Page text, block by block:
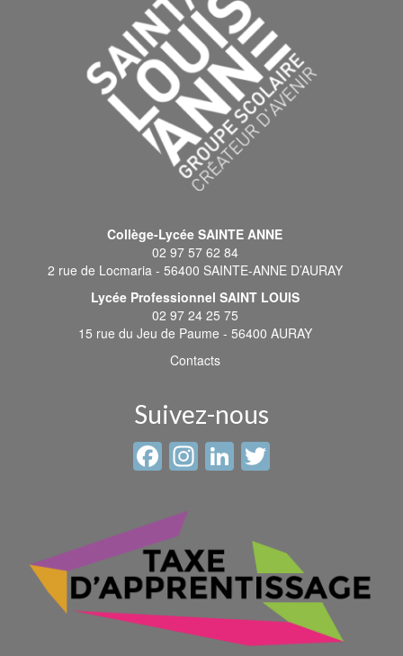
Collège-Lycée SAINTE ANNE
02 97 57 62 84
2 rue de Locmaria - 56400 SAINTE-ANNE D’AURAY
Lycée Professionnel SAINT LOUIS
02 97 24 25 75
15 rue du Jeu de Paume - 56400 AURAY
Contacts
Suivez-nous
Facebook
Instagram
LinkedIn